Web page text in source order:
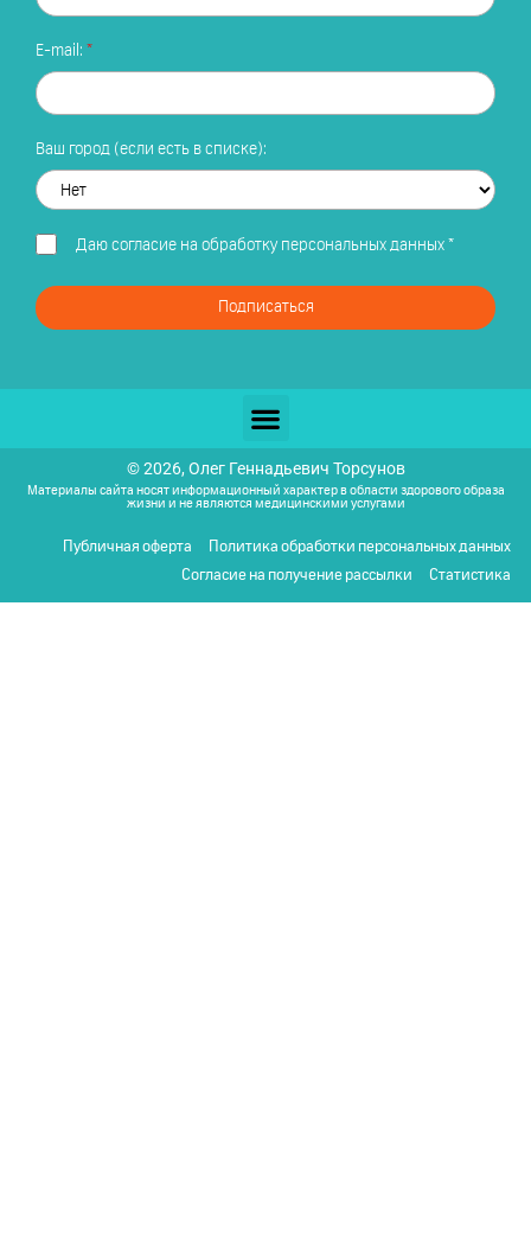
E-mail:
Ваш город (если есть в списке):
Даю согласие на обработку персональных данных*
Подписаться
© 2026, Олег Геннадьевич Торсунов
Материалы сайта носят информационный характер в области здорового образа
жизни и не являются медицинскими услугами
Публичная оферта
Политика обработки персональных данных
Согласие на получение рассылки
Статистика